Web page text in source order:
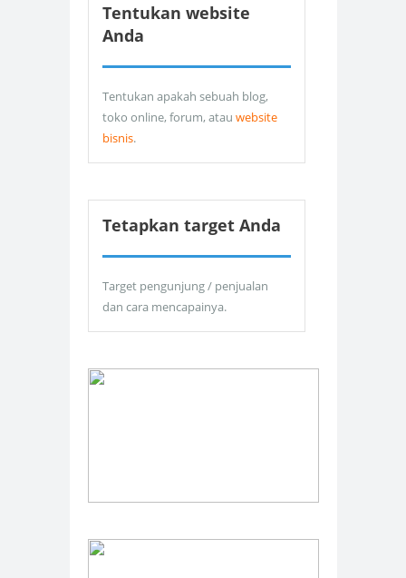
Tentukan website
Anda
Tentukan apakah sebuah blog,
toko online, forum, atau website
bisnis.
Tetapkan target Anda
Target pengunjung / penjualan
dan cara mencapainya.